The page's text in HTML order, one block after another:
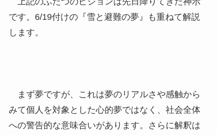
です。6/19付けの『雪と避難の夢』も重ねて解説
します。
まず夢ですが、これは夢のリアルさや感触から
みて個人を対象とした心的夢ではなく、社会全体
への警告的な意味合いがあります。さらに解釈は